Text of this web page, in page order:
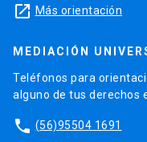
launch Más orientación
MEDIACIÓN
Teléfonos para
alguno de tus derechos
phone (56)95504 1691